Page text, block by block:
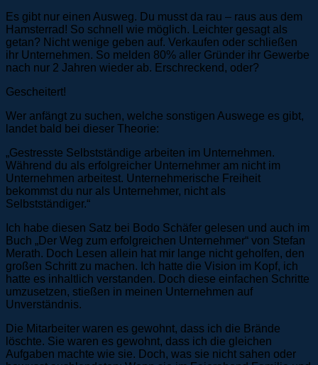
Es gibt nur einen Ausweg. Du musst da rau – raus aus dem
Hamsterrad! So schnell wie möglich. Leichter gesagt als
getan? Nicht wenige geben auf. Verkaufen oder schließen
ihr Unternehmen. So melden 80% aller Gründer ihr Gewerbe
nach nur 2 Jahren wieder ab. Erschreckend, oder?
Gescheitert!
Wer anfängt zu suchen, welche sonstigen Auswege es gibt,
landet bald bei dieser Theorie:
„Gestresste Selbstständige arbeiten im Unternehmen.
Während du als erfolgreicher Unternehmer am nicht im
Unternehmen arbeitest. Unternehmerische Freiheit
bekommst du nur als Unternehmer, nicht als
Selbstständiger.“
Ich habe diesen Satz bei Bodo Schäfer gelesen und auch im
Buch „Der Weg zum erfolgreichen Unternehmer“ von Stefan
Merath. Doch Lesen allein hat mir lange nicht geholfen, den
großen Schritt zu machen. Ich hatte die Vision im Kopf, ich
hatte es inhaltlich verstanden. Doch diese einfachen Schritte
umzusetzen, stießen in meinen Unternehmen auf
Unverständnis.
Die Mitarbeiter waren es gewohnt, dass ich die Brände
löschte. Sie waren es gewohnt, dass ich die gleichen
Aufgaben machte wie sie. Doch, was sie nicht sahen oder